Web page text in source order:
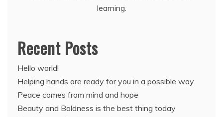
learning.
Recent Posts
Hello world!
Helping hands are ready for you in a possible way
Peace comes from mind and hope
Beauty and Boldness is the best thing today